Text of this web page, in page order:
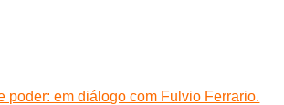
poder: em diálogo com Fulvio Ferrario.